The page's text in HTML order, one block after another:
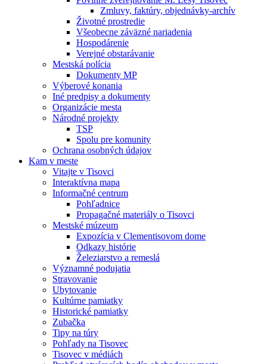
Zmluvy, faktúry, objednávky-archív
Životné prostredie
Všeobecne záväzné nariadenia
Hospodárenie
Verejné obstarávanie
Mestská polícia
Dokumenty MP
Výberové konania
Iné predpisy a dokumenty
Organizácie mesta
Národné projekty
TSP
Spolu pre komunity
Ochrana osobných údajov
Kam v meste
Vitajte v Tisovci
Interaktívna mapa
Informačné centrum
Pohľadnice
Propagačné materiály o Tisovci
Mestské múzeum
Expozícia v Clementisovom dome
Odkazy histórie
Železiarstvo a remeslá
Významné podujatia
Stravovanie
Ubytovanie
Kultúrne pamiatky
Historické pamiatky
Zubačka
Tipy na túry
Pohľady na Tisovec
Tisovec v médiách